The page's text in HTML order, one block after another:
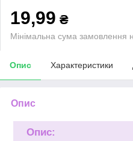
19,99 ₴
Мінімальна сума замовлення
Опис Характеристики
Опис
Опис: